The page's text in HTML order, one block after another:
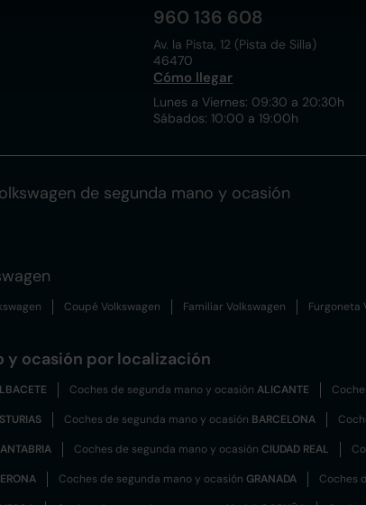
960 136 608
Av. la Pista, 12 (Pista de Silla)
46470
Cómo llegar
Lunes a Viernes: 09:30 a 20:30h
Sábados: 10:00 a 19:00h
de segunda mano y ocasión
Coupé Volkswagen Familiar Volkswagen Furgoneta
y ocasión por localización
Coches de segunda mano y ocasión ALICANTE
Coches de segunda mano y ocasión BARCELONA
Coches de segunda mano y ocasión CIUDAD REAL
Coches de segunda mano y ocasión GRANADA Coches